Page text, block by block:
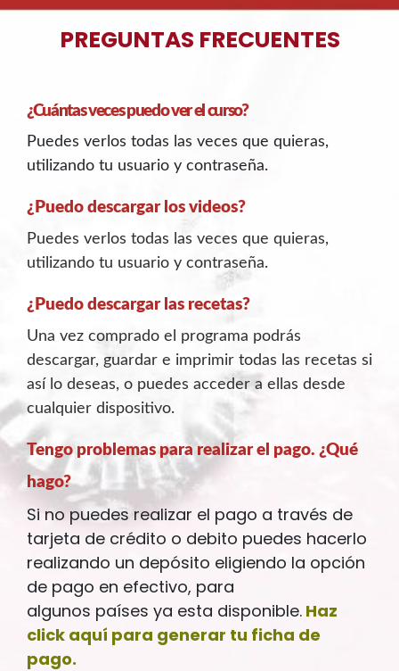
PREGUNTAS FRECUENTES
¿Cuántas veces puedo ver el curso?
Puedes verlos todas las veces que quieras,
utilizando tu usuario y contraseña.
¿Puedo descargar los videos?
Puedes verlos todas las veces que quieras,
utilizando tu usuario y contraseña.
¿Puedo descargar las recetas?
Una vez comprado el programa podrás
descargar, guardar e imprimir todas las recetas si
así lo deseas, o puedes acceder a ellas desde
cualquier dispositivo.
Tengo problemas para realizar el pago. ¿Qué
hago?
Si no puedes realizar el pago a través de
tarjeta de crédito o debito puedes hacerlo
realizando un depósito eligiendo la opción
de pago en efectivo, para
algunos países ya esta disponible. Haz
click aquí para generar tu ficha de
pago.